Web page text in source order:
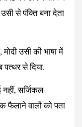
से पंक्ति बना देता
उसी की भाषा में
से दिया.
नहीं, सर्जिकल
फैलाने वालों को पता